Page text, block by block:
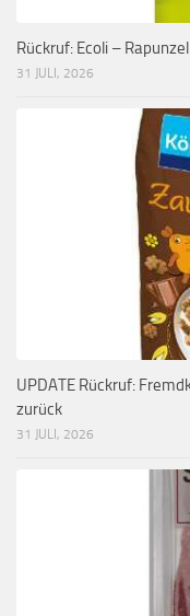
Rückruf: Ecoli –
31 JULI, 2026
UPDATE Rückruf:
zurück
31 JULI, 2026